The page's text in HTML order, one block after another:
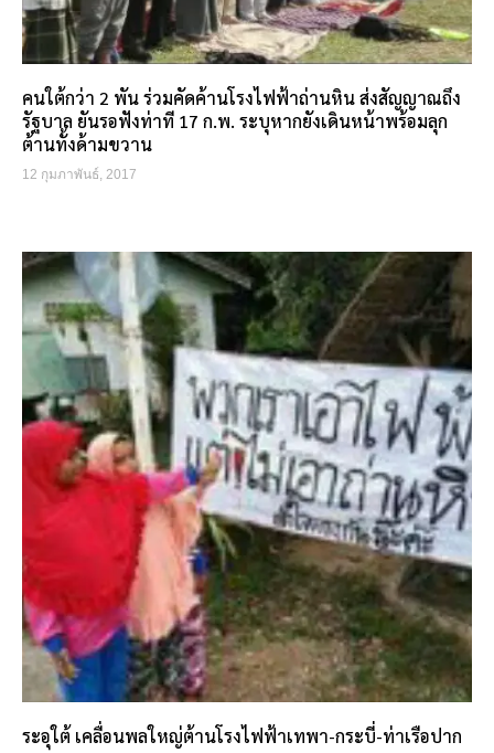
คนใต้กว่า 2 พัน ร่วมคัดค้านโรงไฟฟ้าถ่านหิน ส่งสัญญาณถึง
รัฐบาล ยันรอฟังท่าที 17 ก.พ. ระบุหากยังเดินหน้าพร้อมลุก
ต้านทั้งด้ามขวาน
12 กุมภาพันธ์, 2017
ระอุใต้ เคลื่อนพลใหญ่ต้านโรงไฟฟ้าเทพา-กระบี่-ท่าเรือปาก